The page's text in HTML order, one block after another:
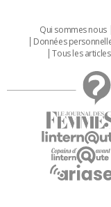
Qui sommes nous
Données
Tous les articles